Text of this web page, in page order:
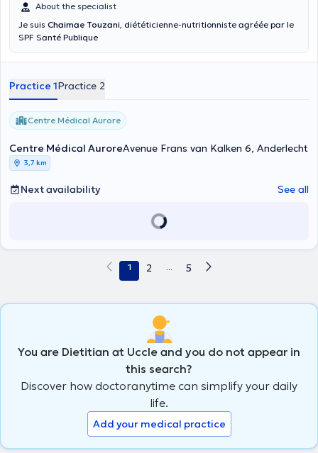
About the specialist
Je suis Chaimae Touzani, diététicienne-nutritionniste agréée par le
SPF Santé Publique
Practice 1Practice 2
Centre Médical Aurore
Centre Médical AuroreAvenue Frans van Kalken 6, Anderlecht
3,7 km
Next availability See all
1 2 ... 5
You are Dietitian at Uccle and you do not appear in
this search?
Discover how doctoranytime can simplify your daily
life.
Add your medical practice